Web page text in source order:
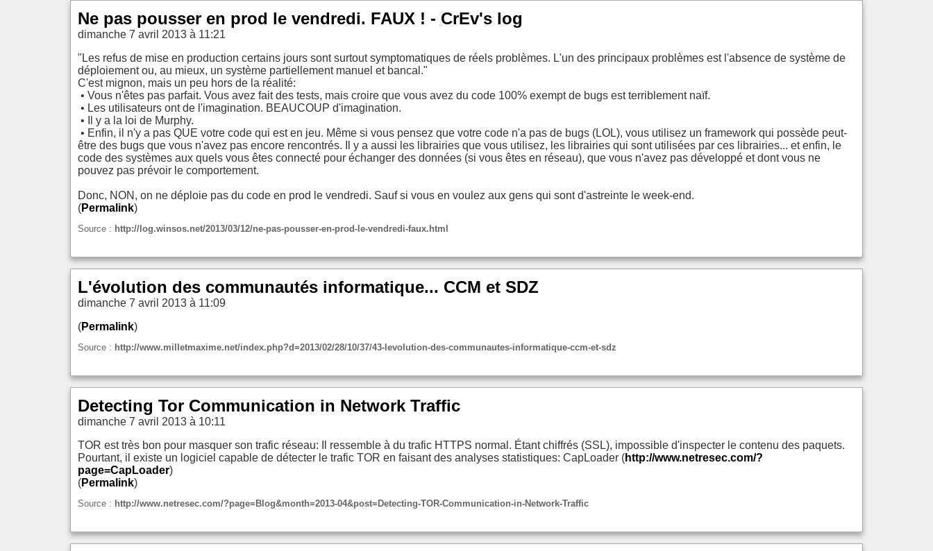
Ne pas pousser en prod le vendredi. FAUX ! - CrEv's log
dimanche 7 avril 2013 à 11:21
"Les refus de mise en production certains jours sont surtout symptomatiques de réels problèmes. L'un des principaux problèmes est l'absence de système de
déploiement ou, au mieux, un système partiellement manuel et bancal."
C'est mignon, mais un peu hors de la réalité:
• Vous n'êtes pas parfait. Vous avez fait des tests, mais croire que vous avez du code 100% exempt de bugs est terriblement naïf.
• Les utilisateurs ont de l'imagination. BEAUCOUP d'imagination.
• Il y a la loi de Murphy.
• Enfin, il n'y a pas QUE votre code qui est en jeu. Même si vous pensez que votre code n'a pas de bugs (LOL), vous utilisez un framework qui possède peut-
être des bugs que vous n'avez pas encore rencontrés. Il y a aussi les librairies que vous utilisez, les librairies qui sont utilisées par ces librairies... et enfin, le
code des systèmes aux quels vous êtes connecté pour échanger des données (si vous êtes en réseau), que vous n'avez pas développé et dont vous ne
pouvez pas prévoir le comportement.
Donc, NON, on ne déploie pas du code en prod le vendredi. Sauf si vous en voulez aux gens qui sont d'astreinte le week-end.
(Permalink)
Source : http://log.winsos.net/2013/03/12/ne-pas-pousser-en-prod-le-vendredi-faux.html
L'évolution des communautés informatique... CCM et SDZ
dimanche 7 avril 2013 à 11:09
(Permalink)
Source : http://www.milletmaxime.net/index.php?d=2013/02/28/10/37/43-levolution-des-communautes-informatique-ccm-et-sdz
Detecting Tor Communication in Network Traffic
dimanche 7 avril 2013 à 10:11
TOR est très bon pour masquer son trafic réseau: Il ressemble à du trafic HTTPS normal. Étant chiffrés (SSL), impossible d'inspecter le contenu des paquets.
Pourtant, il existe un logiciel capable de détecter le trafic TOR en faisant des analyses statistiques: CapLoader (http://www.netresec.com/?
page=CapLoader)
(Permalink)
Source : http://www.netresec.com/?page=Blog&month=2013-04&post=Detecting-TOR-Communication-in-Network-Traffic